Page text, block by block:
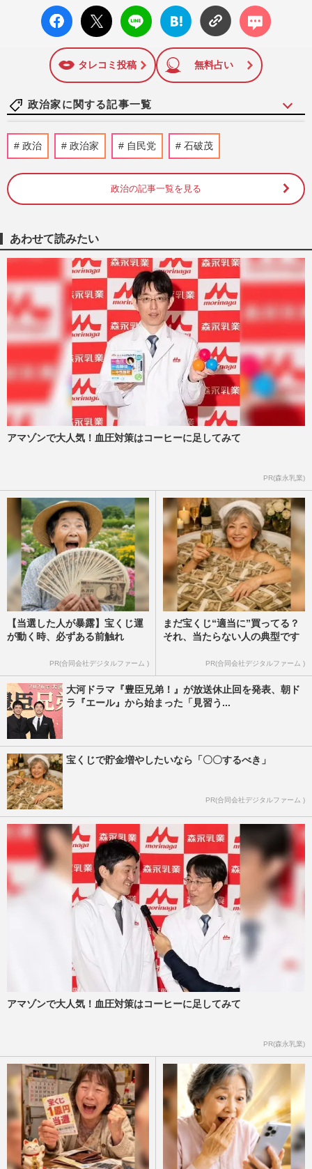
facebo
ok い
X ポス
ト
LINE
はてな
ブック
に追加
コメン
ト
タレコミ投稿 無料占い
政治家に関する記事一覧
《1%の消費減税》自民党・小渕優子氏、
高市早苗首相の“代替財源”ナシに反発も
週刊女性PRIME 2026/8/7
きの中「ネパールは天国だった」震災無視
の不謹慎発言で「地獄に…
週刊女性PRIME
くまモンと仲良しの“高雄熊”がいる高雄市
からは被災地にテント、半導体大手
『TSMC』は2億5000万！台湾と…
週刊女性PRIME
茂木敏充外務大臣、メキシコでのコーヒー
ブレイク動画が物議「何やってるの？」熊
本地震・円安の“国内状況…
週刊女性PRIME
高市早苗首相、消費税減税・物価高対策を
事は国民民主・玉木雄一郎…
週刊女性2026年8月18日・25日号 2026/8/6
政治 政治家 自民党 石破茂
政治の記事一覧を見る
あわせて読みたい
アマゾンで大人気！血圧対策はコーヒーに足してみて
PR(森永乳業)
【当選した人が暴露】宝くじ運
が動く時、必ずある前触れ
PR(合同会社デジタルファーム )
まだ宝くじ“適当に”買ってる？
それ、当たらない人の典型です
PR(合同会社デジタルファーム )
大河ドラマ『豊臣兄弟！』が放送休止回を発表、朝ド
ラ『エール』から始まった「見習う...
宝くじで貯金増やしたいなら「〇〇するべき」
PR(合同会社デジタルファーム )
アマゾンで大人気！血圧対策はコーヒーに足してみて
PR(森永乳業)